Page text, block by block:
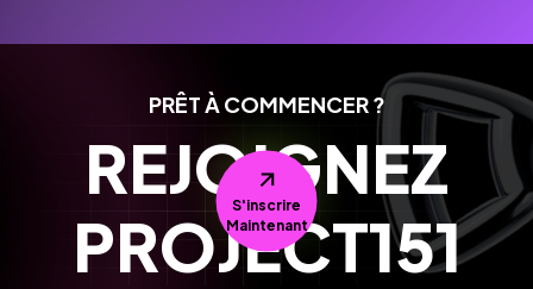
PRÊT À COMMENCER ?
REJOIGNEZ
PROJECT151
S'inscrire
Maintenant